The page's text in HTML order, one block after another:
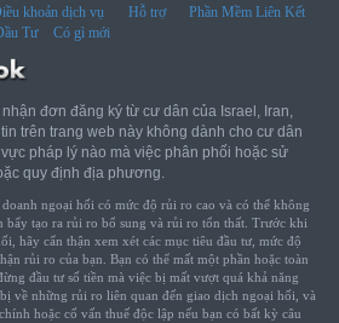
khoản dịch vụ Hỗ trợ
Phần Mềm Liên Kết
Tư
Có gì mới
đơn đăng ký từ cư dân của Israel, Iran,
trên trang web này không dành cho cư dân
pháp lý nào mà việc phân phối hoặc sử
quy định địa phương.
ngoại hối có mức độ rủi ro cao và có thể không
tạo ra rủi ro bổ sung và rủi ro tổn thất. Trước khi
hãy cẩn thận xem xét các mục tiêu đầu tư, mức độ
rủi ro của bạn. Bạn có thể mất một phần hoặc toàn
đầu tư số tiền mà việc bị mất vượt quá khả năng
về những rủi ro liên quan đến giao dịch ngoại hối, và
hoặc cố vấn thuế độc lập nếu bạn có bất kỳ câu